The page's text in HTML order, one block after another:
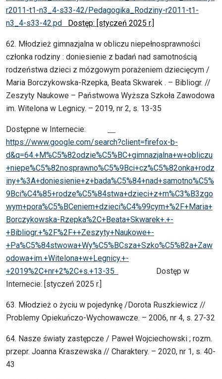
r2011-t1-n3_4-s33-42/Pedagogika_Rodziny-r2011-t1-
n3_4-s33-42.pd Dostęp: [styczeń 2025 r.]
62. Młodzież gimnazjalna w obliczu niepełnosprawności
członka rodziny : doniesienie z badań nad samotnością
rodzeństwa dzieci z mózgowym porażeniem dziecięcym /
Maria Borczykowska-Rzepka, Beata Skwarek . – Bibliogr. //
Zeszyty Naukowe – Państwowa Wyższa Szkoła Zawodowa
im. Witelona w Legnicy. – 2019, nr 2, s. 13-35
Dostępne w Internecie:
https://www.google.com/search?client=firefox-b-
d&q=64.+M%C5%82odzie%C5%BC+gimnazjalna+w+obliczu
+niepe%C5%82nosprawno%C5%9Bci+cz%C5%82onka+rodz
iny+%3A+doniesienie+z+bada%C5%84+nad+samotno%C5%
9Bci%C4%85+rodze%C5%84stwa+dzieci+z+m%C3%B3zgo
wym+pora%C5%BCeniem+dzieci%C4%99cym+%2F+Maria+
Borczykowska-Rzepka%2C+Beata+Skwarek+.+-
+Bibliogr.+%2F%2F++Zeszyty+Naukowe+-
+Pa%C5%84stwowa+Wy%C5%BCsza+Szko%C5%82a+Zaw
odowa+im.+Witelona+w+Legnicy.+-
+2019%2C+nr+2%2C+s.+13-35
Dostęp w
Internecie: [styczeń 2025 r.]
63. Młodzież o życiu w pojedynkę /Dorota Ruszkiewicz //
Problemy Opiekuńczo-Wychowawcze. – 2006, nr 4, s. 27-32
64. Nasze światy zastępcze / Paweł Wojciechowski ; rozm.
przepr. Joanna Kraszewska // Charaktery. – 2020, nr 1, s. 40-
43